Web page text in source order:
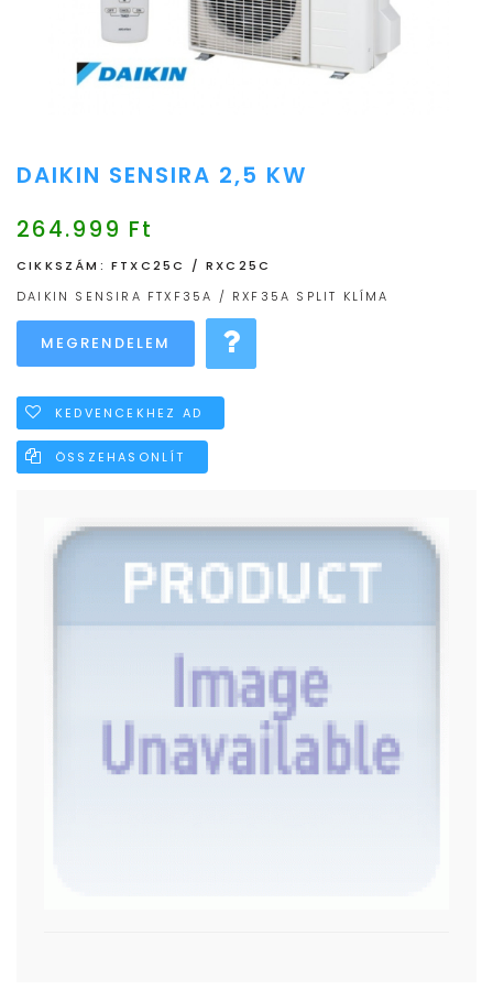
DAIKIN SENSIRA 2,5 KW
264.999 Ft
CIKKSZÁM: FTXC25C / RXC25C
DAIKIN SENSIRA FTXF35A / RXF35A SPLIT KLÍMA
KEDVENCEKHEZ AD
ÖSSZEHASONLÍT